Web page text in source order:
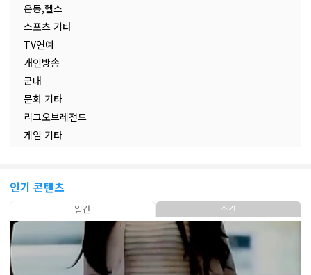
운동,헬스
스포츠 기타
TV연예
개인방송
군대
문화 기타
리그오브레전드
게임 기타
인기 콘텐츠
일간 주간